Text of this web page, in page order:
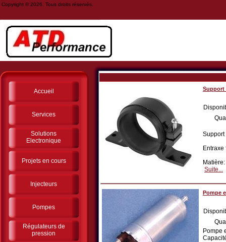
Copyright © 2026. Tous droits réservés.
Accueil
Services
Solutions
Electronique
Projets en cours
Injecteurs
Pompes
Régulateurs de
pression
Support
Support
Entraxe
Suite...
Pompe
Pompe